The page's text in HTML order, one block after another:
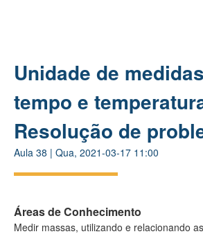
Unidade de
tempo e
Resolução de
Aula 38 | Qua, 2021-03-17 11:00
Áreas de Conhecimento
Medir massas, utilizando e relacionando